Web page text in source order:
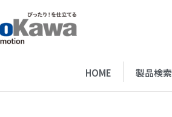
HOME 製品検索